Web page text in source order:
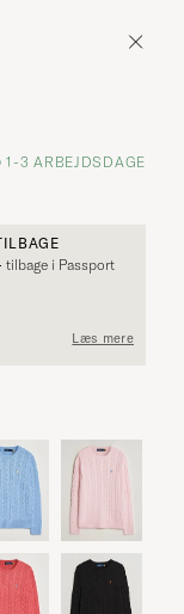
1-3 ARBEJDSDAGE
tilbage i Passport
Læs mere